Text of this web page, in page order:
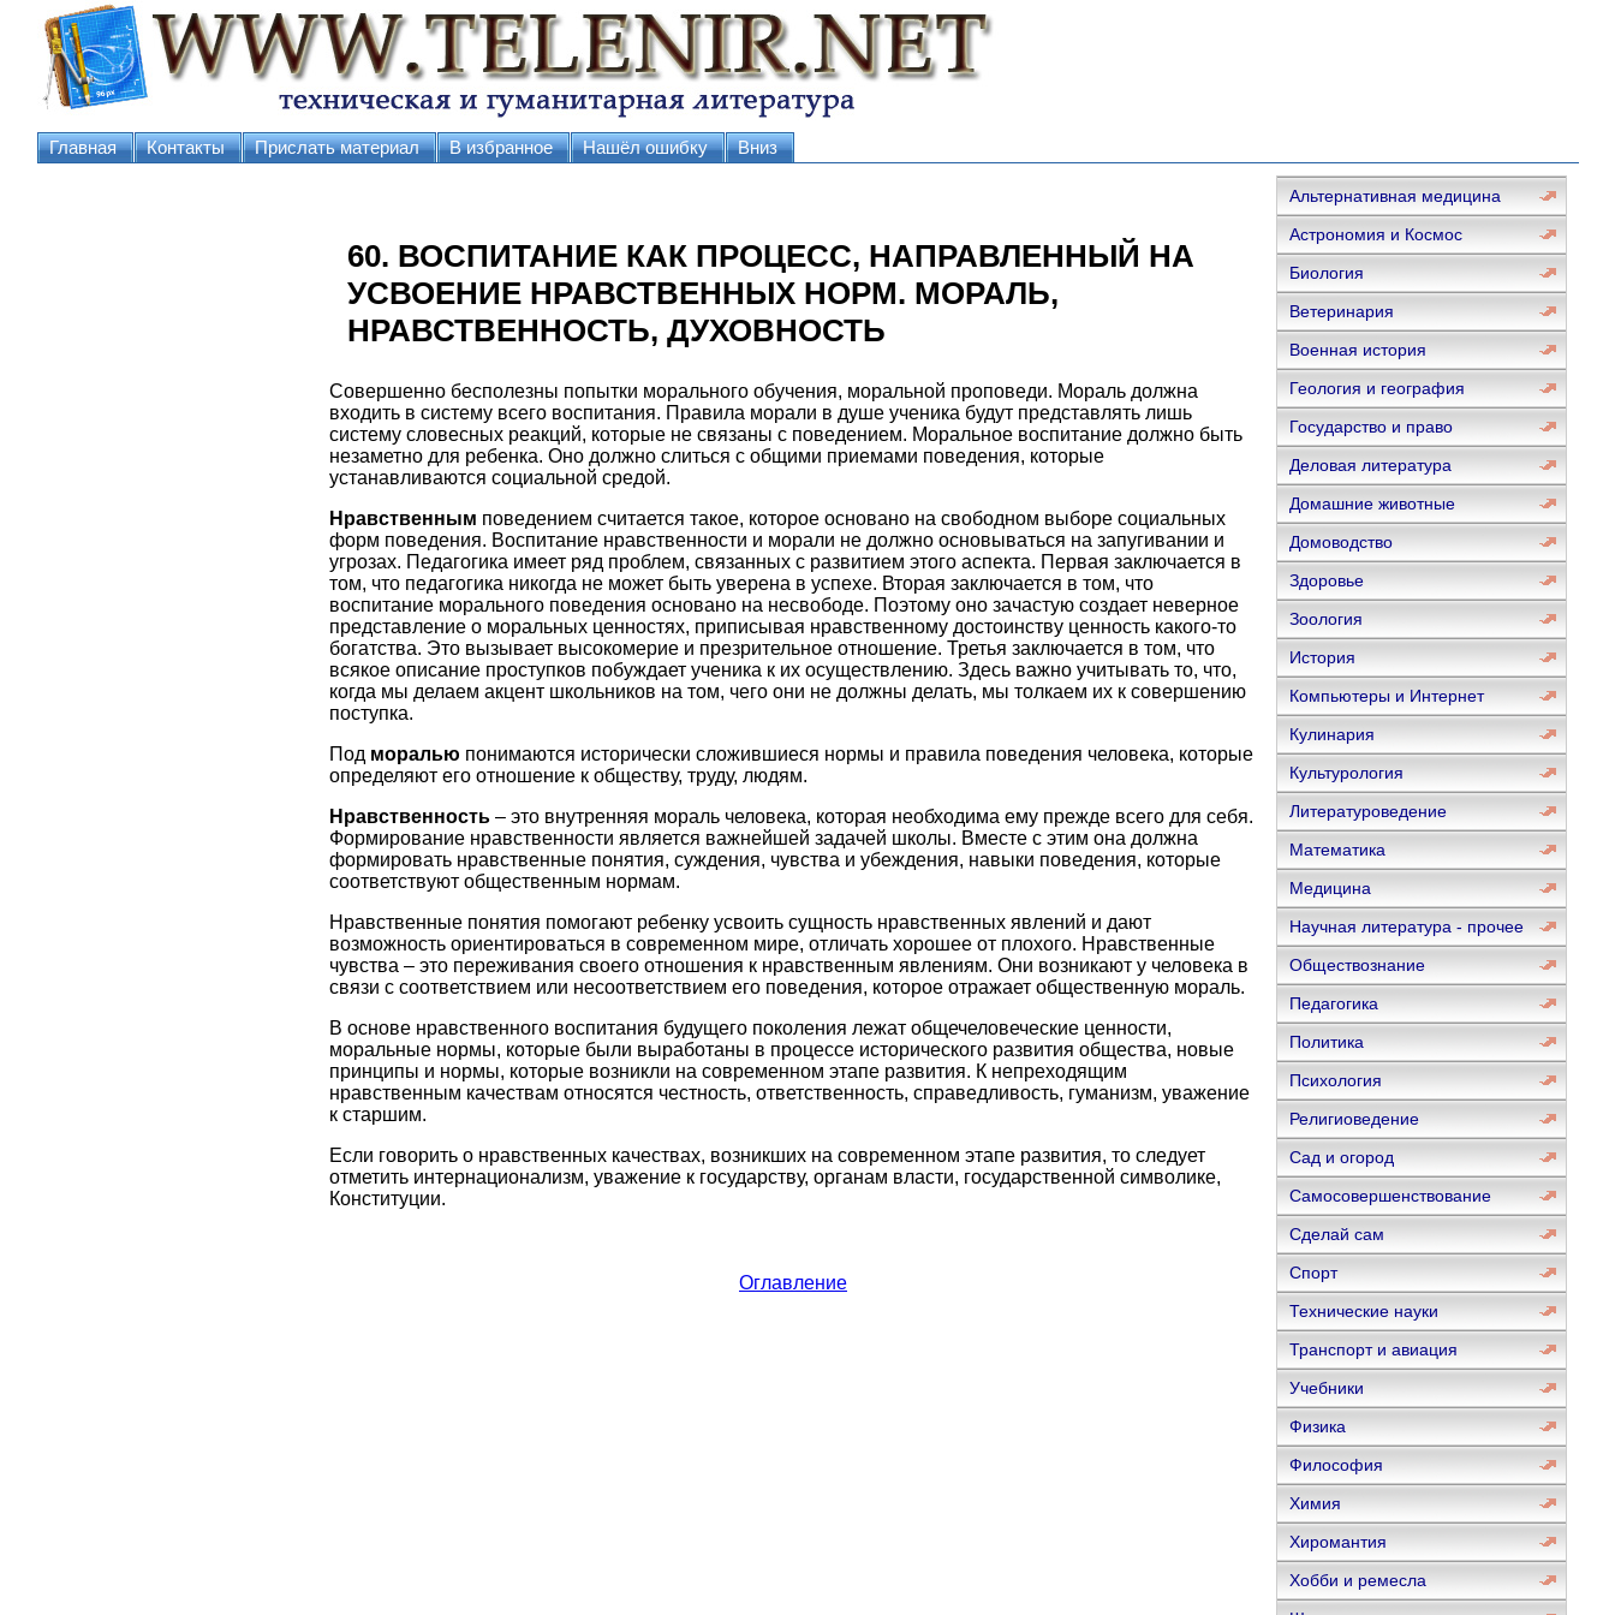
Главная Контакты Прислать материал В избранное Нашёл ошибку Вниз
60. ВОСПИТАНИЕ КАК ПРОЦЕСС, НАПРАВЛЕННЫЙ НА
УСВОЕНИЕ НРАВСТВЕННЫХ НОРМ. МОРАЛЬ,
НРАВСТВЕННОСТЬ, ДУХОВНОСТЬ
Совершенно бесполезны попытки морального обучения, моральной проповеди. Мораль должна
входить в систему всего воспитания. Правила морали в душе ученика будут представлять лишь
систему словесных реакций, которые не связаны с поведением. Моральное воспитание должно быть
незаметно для ребенка. Оно должно слиться с общими приемами поведения, которые
устанавливаются социальной средой.
Нравственным поведением считается такое, которое основано на свободном выборе социальных
форм поведения. Воспитание нравственности и морали не должно основываться на запугивании и
угрозах. Педагогика имеет ряд проблем, связанных с развитием этого аспекта. Первая заключается в
том, что педагогика никогда не может быть уверена в успехе. Вторая заключается в том, что
воспитание морального поведения основано на несвободе. Поэтому оно зачастую создает неверное
представление о моральных ценностях, приписывая нравственному достоинству ценность какого-то
богатства. Это вызывает высокомерие и презрительное отношение. Третья заключается в том, что
всякое описание проступков побуждает ученика к их осуществлению. Здесь важно учитывать то, что,
когда мы делаем акцент школьников на том, чего они не должны делать, мы толкаем их к совершению
поступка.
Под моралью понимаются исторически сложившиеся нормы и правила поведения человека, которые
определяют его отношение к обществу, труду, людям.
Нравственность – это внутренняя мораль человека, которая необходима ему прежде всего для себя.
Формирование нравственности является важнейшей задачей школы. Вместе с этим она должна
формировать нравственные понятия, суждения, чувства и убеждения, навыки поведения, которые
соответствуют общественным нормам.
Нравственные понятия помогают ребенку усвоить сущность нравственных явлений и дают
возможность ориентироваться в современном мире, отличать хорошее от плохого. Нравственные
чувства – это переживания своего отношения к нравственным явлениям. Они возникают у человека в
связи с соответствием или несоответствием его поведения, которое отражает общественную мораль.
В основе нравственного воспитания будущего поколения лежат общечеловеческие ценности,
моральные нормы, которые были выработаны в процессе исторического развития общества, новые
принципы и нормы, которые возникли на современном этапе развития. К непреходящим
нравственным качествам относятся честность, ответственность, справедливость, гуманизм, уважение
к старшим.
Если говорить о нравственных качествах, возникших на современном этапе развития, то следует
отметить интернационализм, уважение к государству, органам власти, государственной символике,
Конституции.
Оглавление
Альтернативная медицина
Астрономия и Космос
Биология
Ветеринария
Военная история
Геология и география
Государство и право
Деловая литература
Домашние животные
Домоводство
Здоровье
Зоология
История
Компьютеры и Интернет
Кулинария
Культурология
Литературоведение
Математика
Медицина
Научная литература - прочее
Обществознание
Педагогика
Политика
Психология
Религиоведение
Сад и огород
Самосовершенствование
Сделай сам
Спорт
Технические науки
Транспорт и авиация
Учебники
Физика
Философия
Химия
Хиромантия
Хобби и ремесла